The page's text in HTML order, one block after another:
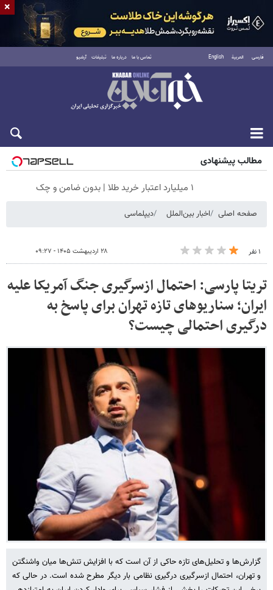
فارسی العربية English تماس با ما درباره ما تبلیغات آرشیو
جمعه ۱۶ مرداد ۱۴۰۵
مطالب پیشنهادی
۱ میلیارد اعتبار خرید طلا | بدون ضامن و چک
صفحه اصلی اخبار بین‌الملل دیپلماسی
۱ نفر ۲۸ اردیبهشت ۱۴۰۵ - ۰۹:۲۷
تریتا پارسی: احتمال ازسرگیری جنگ آمریکا علیه
ایران؛ سناریوهای تازه تهران برای پاسخ به
درگیری احتمالی چیست؟
گزارش‌ها و تحلیل‌های تازه حاکی از آن است که با افزایش تنش‌ها میان واشنگتن
و تهران، احتمال ازسرگیری درگیری نظامی بار دیگر مطرح شده است. در حالی که
×